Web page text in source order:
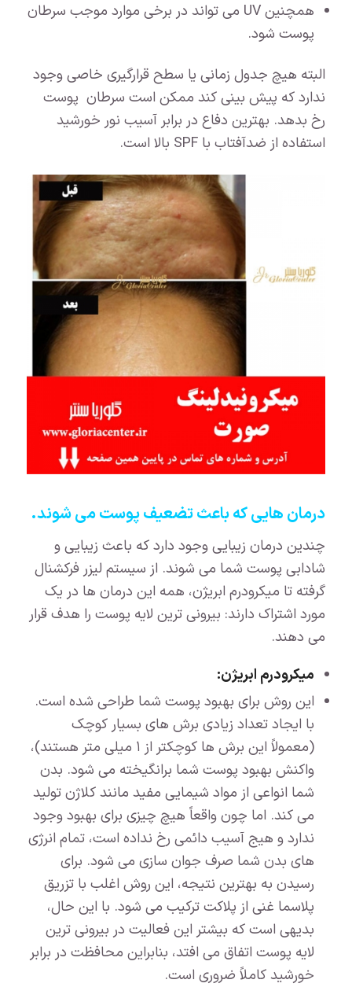
همچنین UV می تواند در برخی موارد موجب سرطان
پوست شود.
البته هیچ جدول زمانی یا سطح قرارگیری خاصی وجود
ندارد که پیش بینی کند ممکن است سرطان پوست
رخ بدهد. بهترین دفاع در برابر آسیب نور خورشید
استفاده از ضدآفتاب با SPF بالا است.
درمان هایی که باعث تضعیف پوست می شوند.
چندین درمان زیبایی وجود دارد که باعث زیبایی و
شادابی پوست شما می شوند. از سیستم لیزر فرکشنال
گرفته تا میکرودرم ابریژن، همه این درمان ها در یک
مورد اشتراک دارند: بیرونی ترین لایه پوست را هدف قرار
می دهند.
میکرودرم ابریژن:
این روش برای بهبود پوست شما طراحی شده است.
با ایجاد تعداد زیادی برش های بسیار کوچک
(معمولاً این برش ها کوچکتر از ۱ میلی متر هستند)،
واکنش بهبود پوست شما برانگیخته می شود. بدن
شما انواعی از مواد شیمایی مفید مانند کلاژن تولید
می کند. اما چون واقعاً هیچ چیزی برای بهبود وجود
ندارد و هیج آسیب دائمی رخ نداده است، تمام انرژی
های بدن شما صرف جوان سازی می شود. برای
رسیدن به بهترین نتیجه، این روش اغلب با تزریق
پلاسما غنی از پلاکت ترکیب می شود. با این حال،
بدیهی است که بیشتر این فعالیت در بیرونی ترین
لایه پوست اتفاق می افتد، بنابراین محافظت در برابر
خورشید کاملاً ضروری است.